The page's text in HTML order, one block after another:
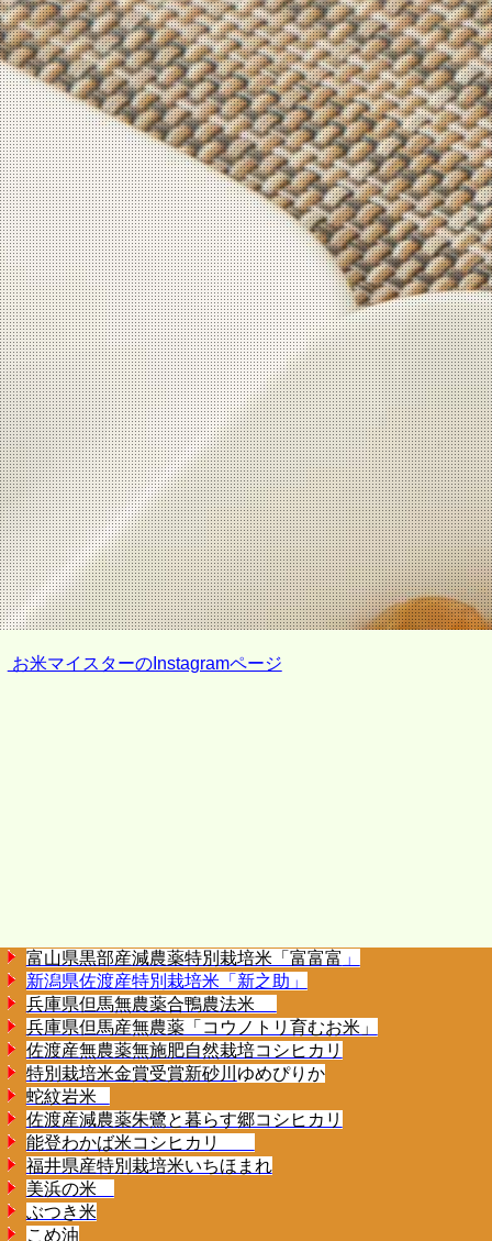
お米マイスターのInstagramページ
富山県黒部産減農薬特別栽培米「富富富 」
新潟県佐渡産特別栽培米「新之助」
兵庫県但馬無農薬合鴨農法米
兵庫県但馬産無農薬「コウノトリ育むお米」
佐渡産無農薬無施肥自然栽培コシヒカリ
特別栽培米金賞受賞新砂川 ゆめぴりか
蛇紋岩米
佐渡産減農薬朱鷺と暮らす郷コシヒカリ
能登わかば米コシヒカリ
福井県産特別栽培米いちほまれ
美浜の米
ぶつき米
こめ油